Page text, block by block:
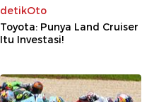
detikOto
Toyota: Punya Land Cruiser
Itu Investasi!